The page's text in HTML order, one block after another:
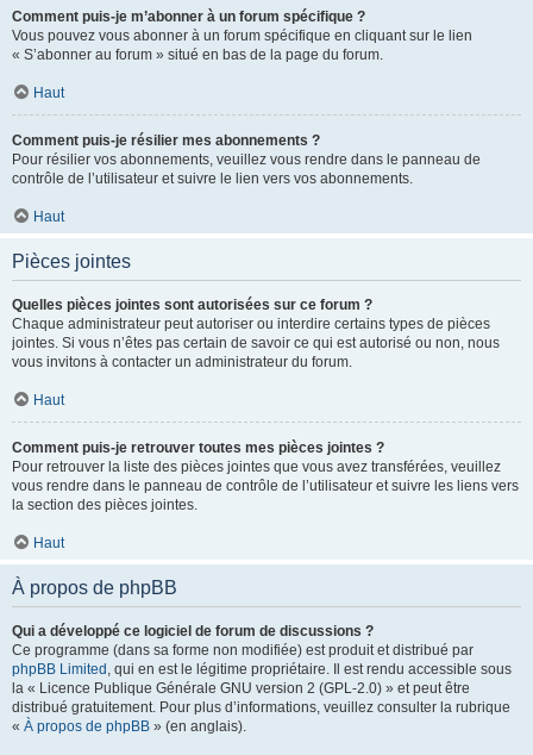
Comment puis-je m’abonner à un forum spécifique ?
Vous pouvez vous abonner à un forum spécifique en cliquant sur le lien
« S’abonner au forum » situé en bas de la page du forum.
Haut
Comment puis-je résilier mes abonnements ?
Pour résilier vos abonnements, veuillez vous rendre dans le panneau de
contrôle de l’utilisateur et suivre le lien vers vos abonnements.
Haut
Pièces jointes
Quelles pièces jointes sont autorisées sur ce forum ?
Chaque administrateur peut autoriser ou interdire certains types de pièces
jointes. Si vous n’êtes pas certain de savoir ce qui est autorisé ou non, nous
vous invitons à contacter un administrateur du forum.
Haut
Comment puis-je retrouver toutes mes pièces jointes ?
Pour retrouver la liste des pièces jointes que vous avez transférées, veuillez
vous rendre dans le panneau de contrôle de l’utilisateur et suivre les liens vers
la section des pièces jointes.
Haut
À propos de phpBB
Qui a développé ce logiciel de forum de discussions ?
Ce programme (dans sa forme non modifiée) est produit et distribué par
phpBB Limited , qui en est le légitime propriétaire. Il est rendu accessible sous
la « Licence Publique Générale GNU version 2 (GPL-2.0) » et peut être
distribué gratuitement. Pour plus d’informations, veuillez consulter la rubrique
« À propos de phpBB » (en anglais).